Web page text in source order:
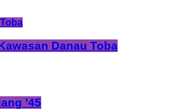
Danau Toba
’45